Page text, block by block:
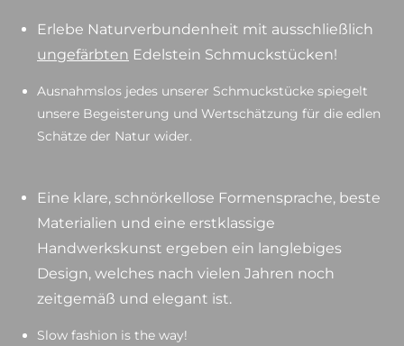
Erlebe Naturverbundenheit mit ausschließlich
ungefärbten Edelstein Schmuckstücken!
Ausnahmslos jedes unserer Schmuckstücke spiegelt
unsere Begeisterung und Wertschätzung für die edlen
Schätze der Natur wider.
Eine klare, schnörkellose Formensprache, beste
Materialien und eine erstklassige
Handwerkskunst ergeben ein langlebiges
Design, welches nach vielen Jahren noch
zeitgemäß und elegant ist.
Slow fashion is the way!